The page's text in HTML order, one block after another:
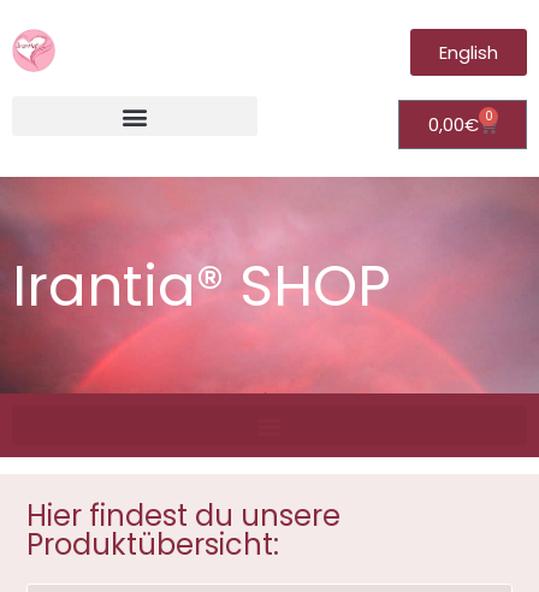
English
0,00€ 0
Irantia® SHOP
Hier findest du unsere
Produktübersicht: